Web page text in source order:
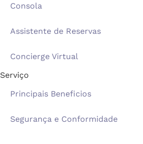
Consola
Assistente de Reservas
Concierge Virtual
Serviço
Principais Beneficios
Segurança e Conformidade